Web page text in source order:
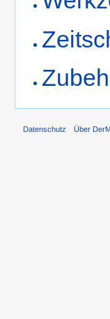
Datenschutz Über